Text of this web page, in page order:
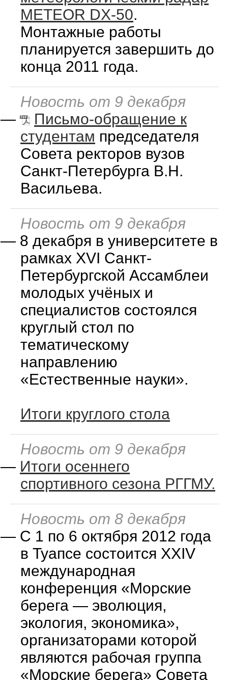
METEOR DX-50.
Монтажные работы
планируется завершить до
конца 2011 года.
Новость от 9 декабря
—
Письмо-обращение к
студентам председателя
Совета ректоров вузов
Санкт-Петербурга В.Н.
Васильева.
Новость от 9 декабря
— 8 декабря в университете в
рамках XVI Санкт-
Петербургской Ассамблеи
молодых учёных и
специалистов состоялся
круглый стол по
тематическому
направлению
«Естественные науки».
Итоги круглого стола
Новость от 9 декабря
— Итоги осеннего
спортивного сезона РГГМУ.
Новость от 8 декабря
— С 1 по 6 октября 2012 года
в Туапсе состоится XXIV
международная
конференция «Морские
берега — эволюция,
экология, экономика»,
организаторами которой
являются рабочая группа
«Морские берега» Совета